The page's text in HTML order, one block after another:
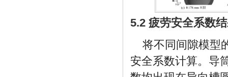
5.2 疲劳安全系数
将不同间隙模型
安全系数计算。导